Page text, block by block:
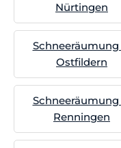
Nürtingen
Schneeräumung
Ostfildern
Schneeräumung
Renningen